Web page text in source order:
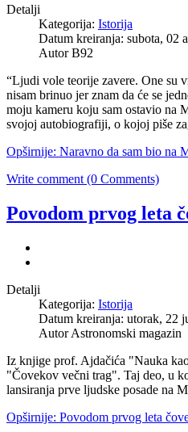
Detalji
Kategorija: Istorija
Datum kreiranja: subota, 02
Autor B92
“Ljudi vole teorije zavere. One su
nisam brinuo jer znam da će se
moju kameru koju sam ostavio na
svojoj autobiografiji, o kojoj piše
Opširnije: Naravno da sam bio na
Write comment (0 Comments)
Povodom prvog leta
Detalji
Kategorija: Istorija
Datum kreiranja: utorak, 22
Autor Astronomski magazin
Iz knjige prof. Ajdačića "Nauka
"Čovekov večni trag". Taj deo, u
lansiranja prve ljudske posade na
Opširnije: Povodom prvog leta